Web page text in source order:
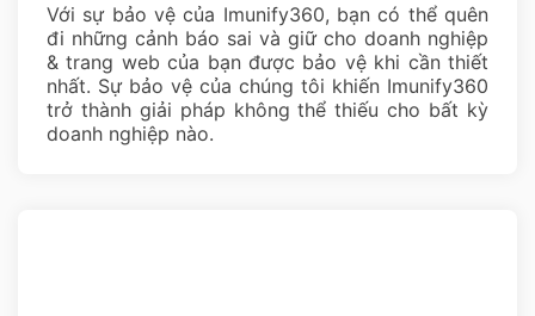
Với sự bảo vệ của Imunify360, bạn có thể quên
đi những cảnh báo sai và giữ cho doanh nghiệp
& trang web của bạn được bảo vệ khi cần thiết
nhất. Sự bảo vệ của chúng tôi khiến Imunify360
trở thành giải pháp không thể thiếu cho bất kỳ
doanh nghiệp nào.